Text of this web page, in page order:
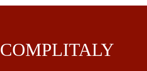
COMPLITALY